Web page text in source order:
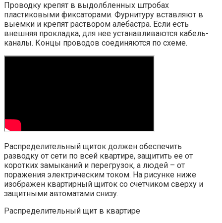
Проводку крепят в выдолбленных штробах
пластиковыми фиксаторами. Фурнитуру вставляют в
выемки и крепят раствором алебастра. Если есть
внешняя прокладка, для нее устанавливаются кабель-
каналы. Концы проводов соединяются по схеме.
Распределительный щиток должен обеспечить
разводку от сети по всей квартире, защитить ее от
коротких замыканий и перегрузок, а людей – от
поражения электрическим током. На рисунке ниже
изображен квартирный щиток со счетчиком сверху и
защитными автоматами снизу.
Распределительный щит в квартире